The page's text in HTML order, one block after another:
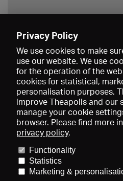
About us
Imprint
Privacy Policy
We use cookies to make
use our website. We use
for the operation of the
cookies for statistical,
personalisation purposes.
improve Theapolis and our
manage your cookie
browser. Please find more
privacy policy.
Functionality
Statistics
Marketing &